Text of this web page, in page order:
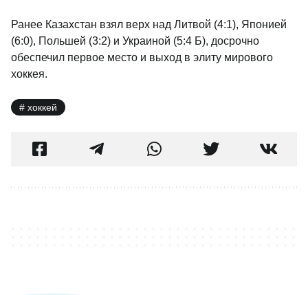
Ранее Казахстан взял верх над Литвой (4:1), Японией
(6:0), Польшей (3:2) и Украиной (5:4 Б), досрочно
обеспечил первое место и выход в элиту мирового
хоккея.
хоккей